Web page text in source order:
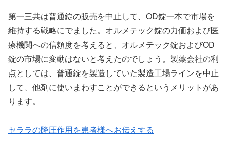
第一三共は普通錠の販売を中止して、OD錠一本で市場を
維持する戦略にでました。オルメテック錠の力価および医
療機関への信頼度を考えると、オルメテック錠およびOD
錠の市場に変動はないと考えたのでしょう。製薬会社の利
点としては、普通錠を製造していた製造工場ラインを中止
して、他剤に使いまわすことができるというメリットがあ
ります。
セララの降圧作用を患者様へお伝えする